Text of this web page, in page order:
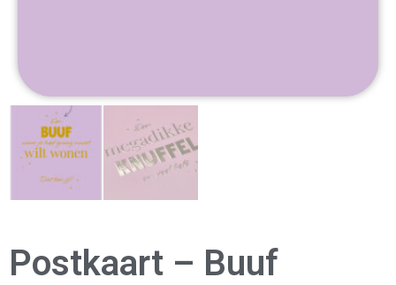
Postkaart – Buuf